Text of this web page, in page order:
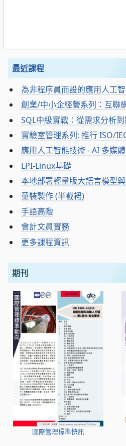
最近課程
為非程序員而設的應用人工
創業/中小企經營系列：互聯
SQL中級實戰：從需求分析
實驗室管理系列: 推行 ISO/
應用人工智能技術 - AI 多媒
LPI-Linux基礎
本地部署輕量版大語言模型
童裝製作 (半截裙)
手語高階
會計文員實務
更多課程資訊
期刊
國際管理標準快訊